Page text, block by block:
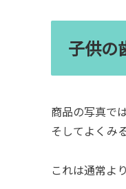
子供の
商品の写真で
そしてよくみ
これは通常よ